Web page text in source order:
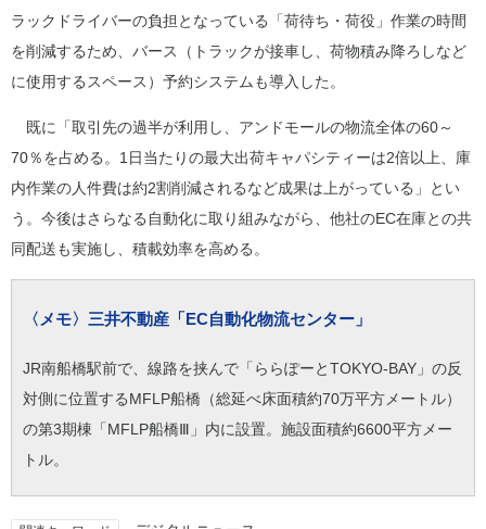
ラックドライバーの負担となっている「荷待ち・荷役」作業の時間
を削減するため、バース（トラックが接車し、荷物積み降ろしなど
に使用するスペース）予約システムも導入した。
既に「取引先の過半が利用し、アンドモールの物流全体の60～
70％を占める。1日当たりの最大出荷キャパシティーは2倍以上、庫
内作業の人件費は約2割削減されるなど成果は上がっている」とい
う。今後はさらなる自動化に取り組みながら、他社のEC在庫との共
同配送も実施し、積載効率を高める。
〈メモ〉三井不動産「EC自動化物流センター」
JR南船橋駅前で、線路を挟んで「ららぽーとTOKYO-BAY」の反
対側に位置するMFLP船橋（総延べ床面積約70万平方メートル）
の第3期棟「MFLP船橋Ⅲ」内に設置。施設面積約6600平方メー
トル。